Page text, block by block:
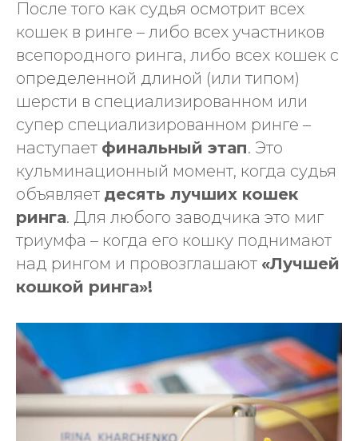
После того как судья осмотрит всех
кошек в ринге – либо всех участников
всепородного ринга, либо всех кошек с
определенной длиной (или типом)
шерсти в специализированном или
супер специализированном ринге –
наступает финальный этап. Это
кульминационный момент, когда судья
объявляет десять лучших кошек
ринга. Для любого заводчика это миг
триумфа – когда его кошку поднимают
над рингом и провозглашают «Лучшей
кошкой ринга»!